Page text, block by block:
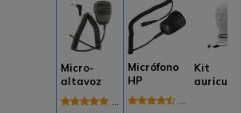
Micro-
altavoz
Mitex
Micrófono
HP
JD500MT
Kit